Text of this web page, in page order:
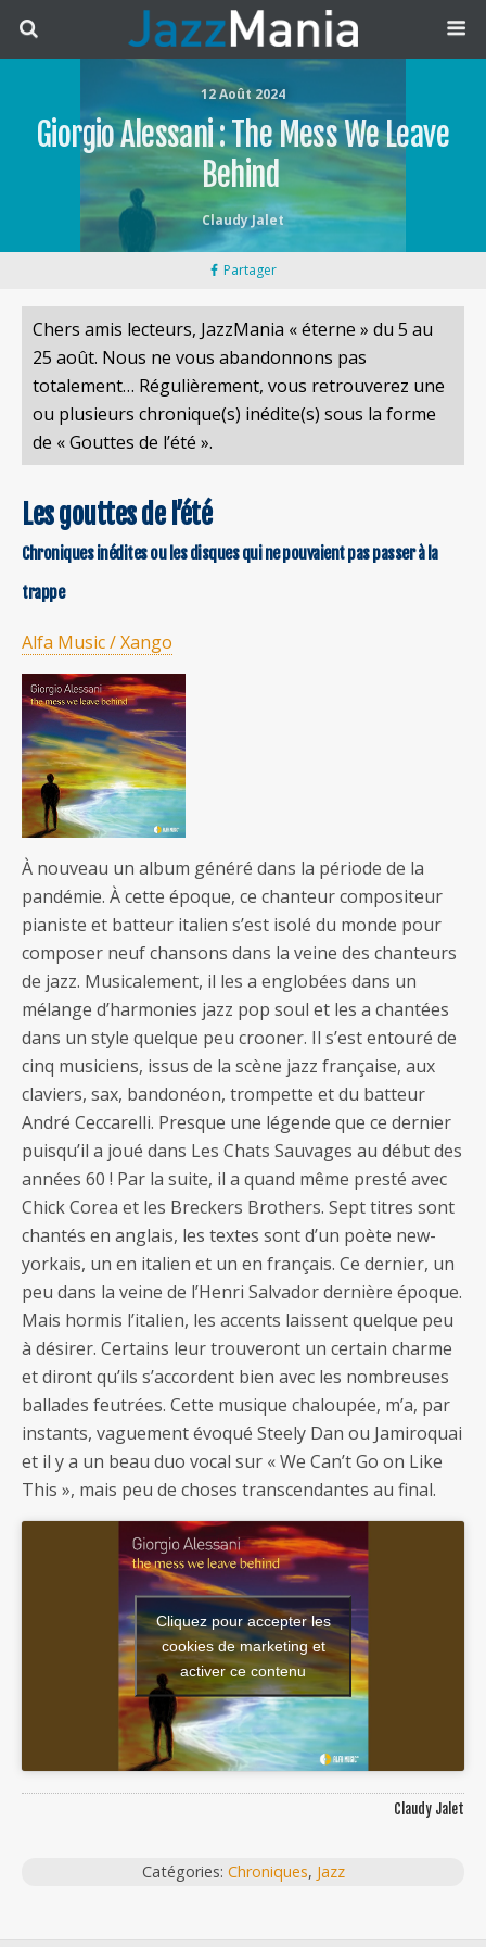
12 Août 2024
Giorgio Alessani : The Mess We Leave
Behind
Claudy Jalet
Partager
Chers amis lecteurs, JazzMania « éterne » du 5 au
25 août. Nous ne vous abandonnons pas
totalement… Régulièrement, vous retrouverez une
ou plusieurs chronique(s) inédite(s) sous la forme
de « Gouttes de l’été ».
Les gouttes de l’été
Chroniques inédites ou les disques qui ne pouvaient pas passer à la
trappe
Alfa Music / Xango
À nouveau un album généré dans la période de la
pandémie. À cette époque, ce chanteur compositeur
pianiste et batteur italien s’est isolé du monde pour
composer neuf chansons dans la veine des chanteurs
de jazz. Musicalement, il les a englobées dans un
mélange d’harmonies jazz pop soul et les a chantées
dans un style quelque peu crooner. Il s’est entouré de
cinq musiciens, issus de la scène jazz française, aux
claviers, sax, bandonéon, trompette et du batteur
André Ceccarelli. Presque une légende que ce dernier
puisqu’il a joué dans Les Chats Sauvages au début des
années 60 ! Par la suite, il a quand même presté avec
Chick Corea et les Breckers Brothers. Sept titres sont
chantés en anglais, les textes sont d’un poète new-
yorkais, un en italien et un en français. Ce dernier, un
peu dans la veine de l’Henri Salvador dernière époque.
Mais hormis l’italien, les accents laissent quelque peu
à désirer. Certains leur trouveront un certain charme
et diront qu’ils s’accordent bien avec les nombreuses
ballades feutrées. Cette musique chaloupée, m’a, par
instants, vaguement évoqué Steely Dan ou Jamiroquai
et il y a un beau duo vocal sur « We Can’t Go on Like
This », mais peu de choses transcendantes au final.
Cliquez pour accepter les
cookies de marketing et
activer ce contenu
Claudy Jalet
Catégories: Chroniques, Jazz